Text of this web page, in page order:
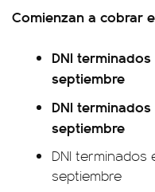
Comienzan a cobrar
DNI
septiembre
DNI
septiembre
DNI terminados
septiembre